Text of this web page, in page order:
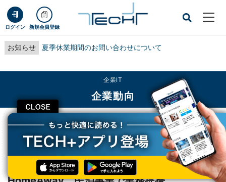
ログイン 新規会員登録
お知らせ 夏季休業期間のお問い合わせについて
CLOSE
企業IT
企業動向
TECH+ 企業IT
企業動向
楽天LIFULL STAYと民泊サイト運営の米HomeAway、民泊事業で業務提携
楽天LIFULL STAYと民泊サイト運営の米